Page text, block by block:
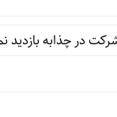
در چذابه بازدید نمود